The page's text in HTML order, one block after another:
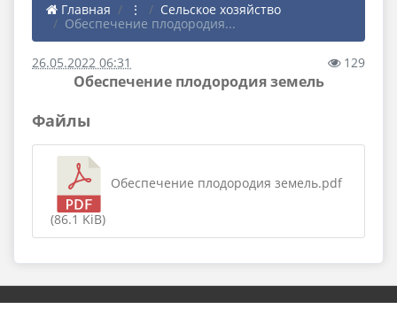
Главная ⋮
Сельское хозяйство
Обеспечение плодородия...
26.05.2022 06:31 129
Обеспечение плодородия земель
Файлы
Обеспечение плодородия земель.pdf
(86.1 KiB)